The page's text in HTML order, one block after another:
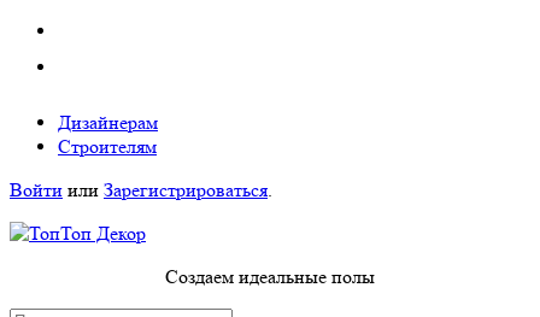
Дизайнерам
Строителям
Войти или Зарегистрироваться.
Создаем идеальные полы